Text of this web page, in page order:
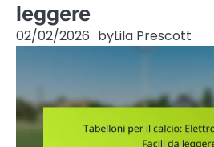
leggere
02/02/2026 byLila Prescott